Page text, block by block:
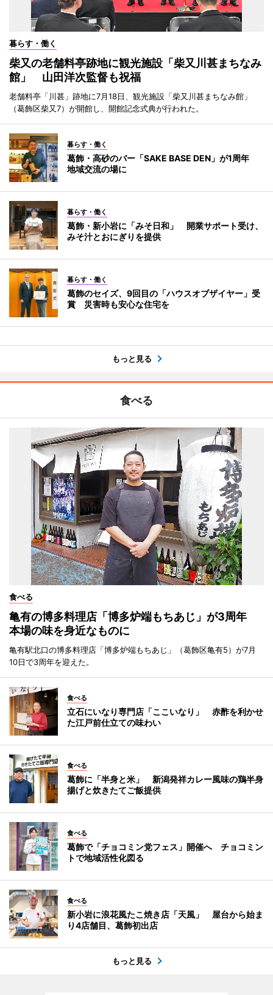
暮らす・働く
柴又の老舗料亭跡地に観光施設「柴又川甚まちなみ
館」 山田洋次監督も祝福
老舗料亭「川甚」跡地に7月18日、観光施設「柴又川甚まちなみ館」
（葛飾区柴又7）が開館し、開館記念式典が行われた。
暮らす・働く
葛飾・高砂のバー「SAKE BASE DEN」が1周年
地域交流の場に
暮らす・働く
葛飾・新小岩に「みそ日和」 開業サポート受け、
みそ汁とおにぎりを提供
暮らす・働く
葛飾のセイズ、9回目の「ハウスオブザイヤー」受
賞 災害時も安心な住宅を
もっと見る
食べる
食べる
亀有の博多料理店「博多炉端もちあじ」が3周年
本場の味を身近なものに
亀有駅北口の博多料理店「博多炉端もちあじ」（葛飾区亀有5）が7月
10日で3周年を迎えた。
食べる
立石にいなり専門店「ここいなり」 赤酢を利かせ
た江戸前仕立ての味わい
食べる
葛飾に「半身と米」 新潟発祥カレー風味の鶏半身
揚げと炊きたてご飯提供
食べる
葛飾で「チョコミン党フェス」開催へ チョコミン
トで地域活性化図る
食べる
新小岩に浪花風たこ焼き店「天風」 屋台から始ま
り4店舗目、葛飾初出店
もっと見る